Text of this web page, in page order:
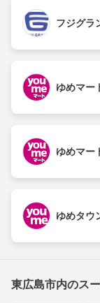
フジグラ
ゆめマー
ゆめマー
ゆめタウ
東広島市内のス